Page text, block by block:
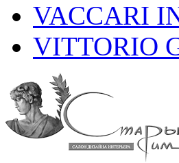
VACCARI
VITTORIO